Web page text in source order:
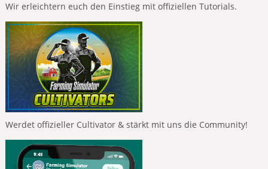
Wir erleichtern euch den Einstieg mit offiziellen Tutorials.
Werdet offizieller Cultivator & stärkt mit uns die Community!